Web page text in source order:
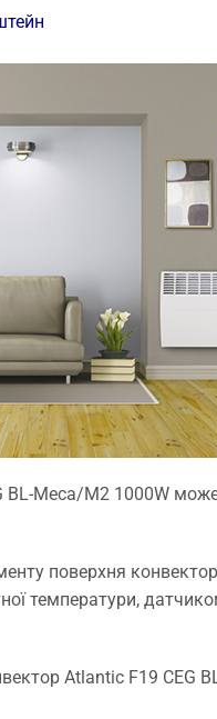
BL-Meca/M2 1000W
поверхня
температури,
Atlantic F19 CEG